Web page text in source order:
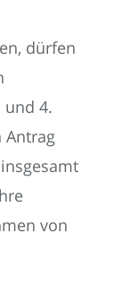
dürfen
und 4.
Antrag
von